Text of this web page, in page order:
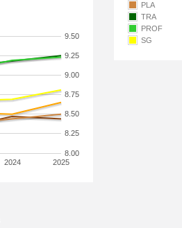
2024 2025
8.00
8.25
8.50
8.75
9.00
9.25
9.50
PLA
TRA
PROF
SG